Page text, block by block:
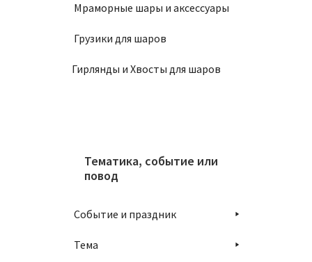
Мраморные шары и аксессуары
Грузики для шаров
Гирлянды и Хвосты для шаров
Тематика, событие или
повод
Событие и праздник
Тема